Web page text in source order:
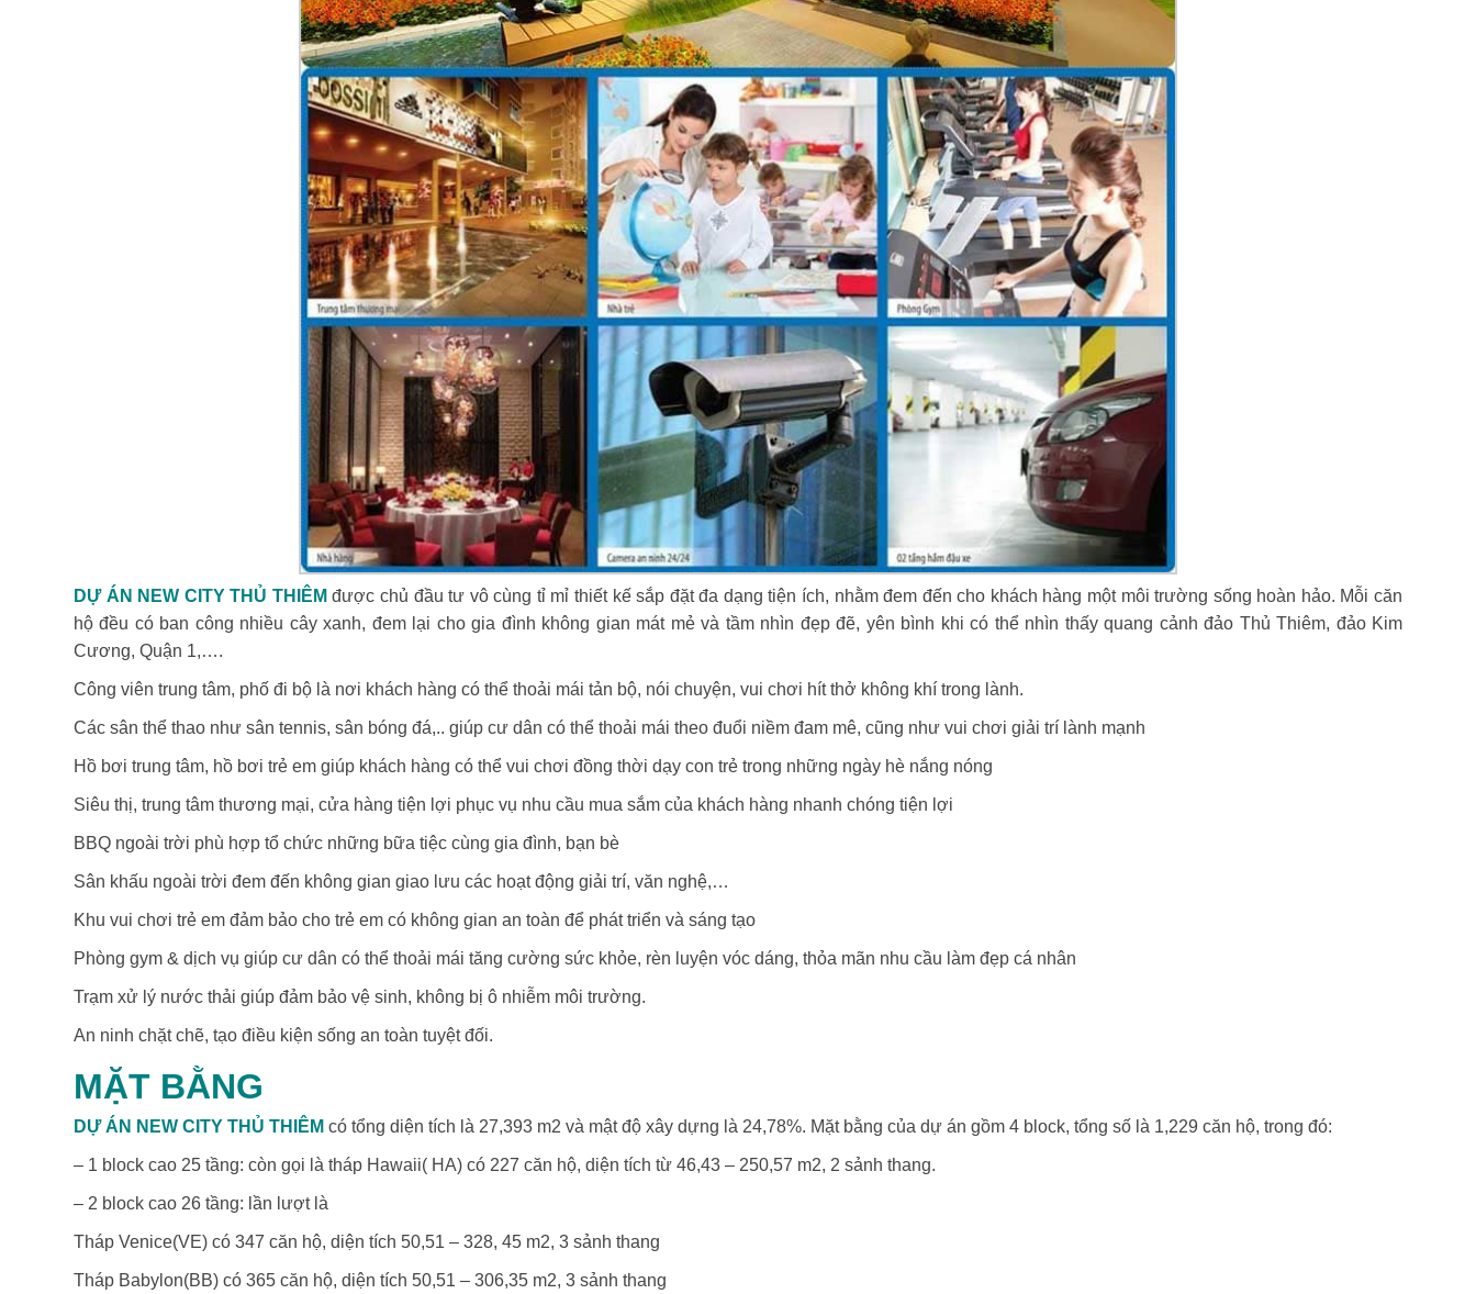
DỰ ÁN NEW CITY THỦ THIÊM được chủ đầu tư vô cùng tỉ mỉ thiết kế sắp đặt đa dạng tiện ích, nhằm đem đến cho khách hàng một môi trường sống hoàn hảo. Mỗi căn
hộ đều có ban công nhiều cây xanh, đem lại cho gia đình không gian mát mẻ và tầm nhìn đẹp đẽ, yên bình khi có thể nhìn thấy quang cảnh đảo Thủ Thiêm, đảo Kim
Cương, Quận 1,….
Công viên trung tâm, phố đi bộ là nơi khách hàng có thể thoải mái tản bộ, nói chuyện, vui chơi hít thở không khí trong lành.
Các sân thể thao như sân tennis, sân bóng đá,.. giúp cư dân có thể thoải mái theo đuổi niềm đam mê, cũng như vui chơi giải trí lành mạnh
Hồ bơi trung tâm, hồ bơi trẻ em giúp khách hàng có thể vui chơi đồng thời dạy con trẻ trong những ngày hè nắng nóng
Siêu thị, trung tâm thương mại, cửa hàng tiện lợi phục vụ nhu cầu mua sắm của khách hàng nhanh chóng tiện lợi
BBQ ngoài trời phù hợp tổ chức những bữa tiệc cùng gia đình, bạn bè
Sân khấu ngoài trời đem đến không gian giao lưu các hoạt động giải trí, văn nghệ,…
Khu vui chơi trẻ em đảm bảo cho trẻ em có không gian an toàn để phát triển và sáng tạo
Phòng gym & dịch vụ giúp cư dân có thể thoải mái tăng cường sức khỏe, rèn luyện vóc dáng, thỏa mãn nhu cầu làm đẹp cá nhân
Trạm xử lý nước thải giúp đảm bảo vệ sinh, không bị ô nhiễm môi trường.
An ninh chặt chẽ, tạo điều kiện sống an toàn tuyệt đối.
MẶT BẰNG
DỰ ÁN NEW CITY THỦ THIÊM có tổng diện tích là 27,393 m2 và mật độ xây dựng là 24,78%. Mặt bằng của dự án gồm 4 block, tổng số là 1,229 căn hộ, trong đó:
– 1 block cao 25 tầng: còn gọi là tháp Hawaii( HA) có 227 căn hộ, diện tích từ 46,43 – 250,57 m2, 2 sảnh thang.
– 2 block cao 26 tầng: lần lượt là
Tháp Venice(VE) có 347 căn hộ, diện tích 50,51 – 328, 45 m2, 3 sảnh thang
Tháp Babylon(BB) có 365 căn hộ, diện tích 50,51 – 306,35 m2, 3 sảnh thang